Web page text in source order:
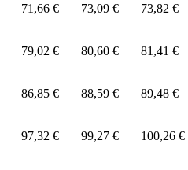
71,66 € 73,09 € 73,82 €
79,02 € 80,60 € 81,41 €
86,85 € 88,59 € 89,48 €
97,32 € 99,27 € 100,26 €